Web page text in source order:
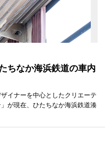
ちなか海浜鉄道の車内
イナーを中心としたクリエーテ
が現在、ひたちなか海浜鉄道湊